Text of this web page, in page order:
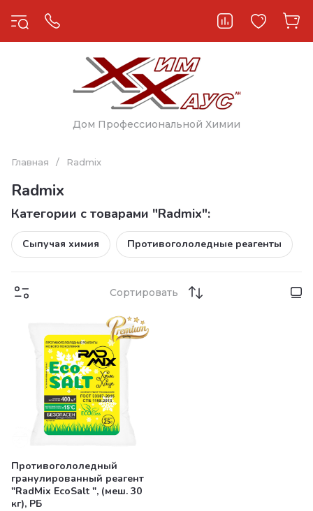
Дом Профессиональной Химии
Главная / Radmix
Radmix
Категории с товарами "Radmix":
Сыпучая химия Противогололедные реагенты
Сортировать
Противогололедный
гранулированный реагент
"RadMix EcoSalt ", (меш. 30
кг), РБ